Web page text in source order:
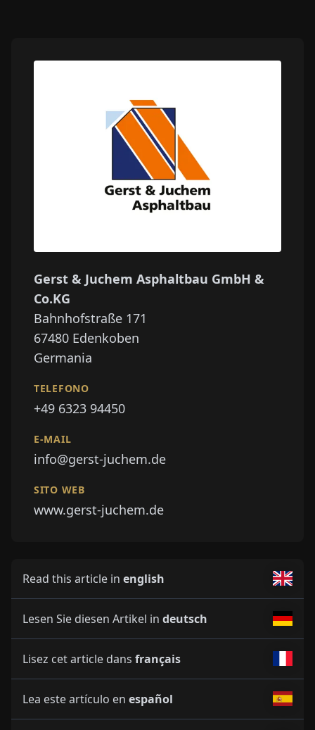
Gerst & Juchem Asphaltbau GmbH &
Co.KG
Bahnhofstraße 171
67480 Edenkoben
Germania
TELEFONO
+49 6323 94450
E-MAIL
info@gerst-juchem.de
SITO WEB
www.gerst-juchem.de
Read this article in english
Lesen Sie diesen Artikel in deutsch
Lisez cet article dans français
Lea este artículo en español